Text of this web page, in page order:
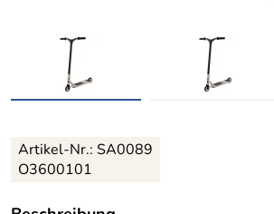
Artikel-Nr.: SA0089
O3600101